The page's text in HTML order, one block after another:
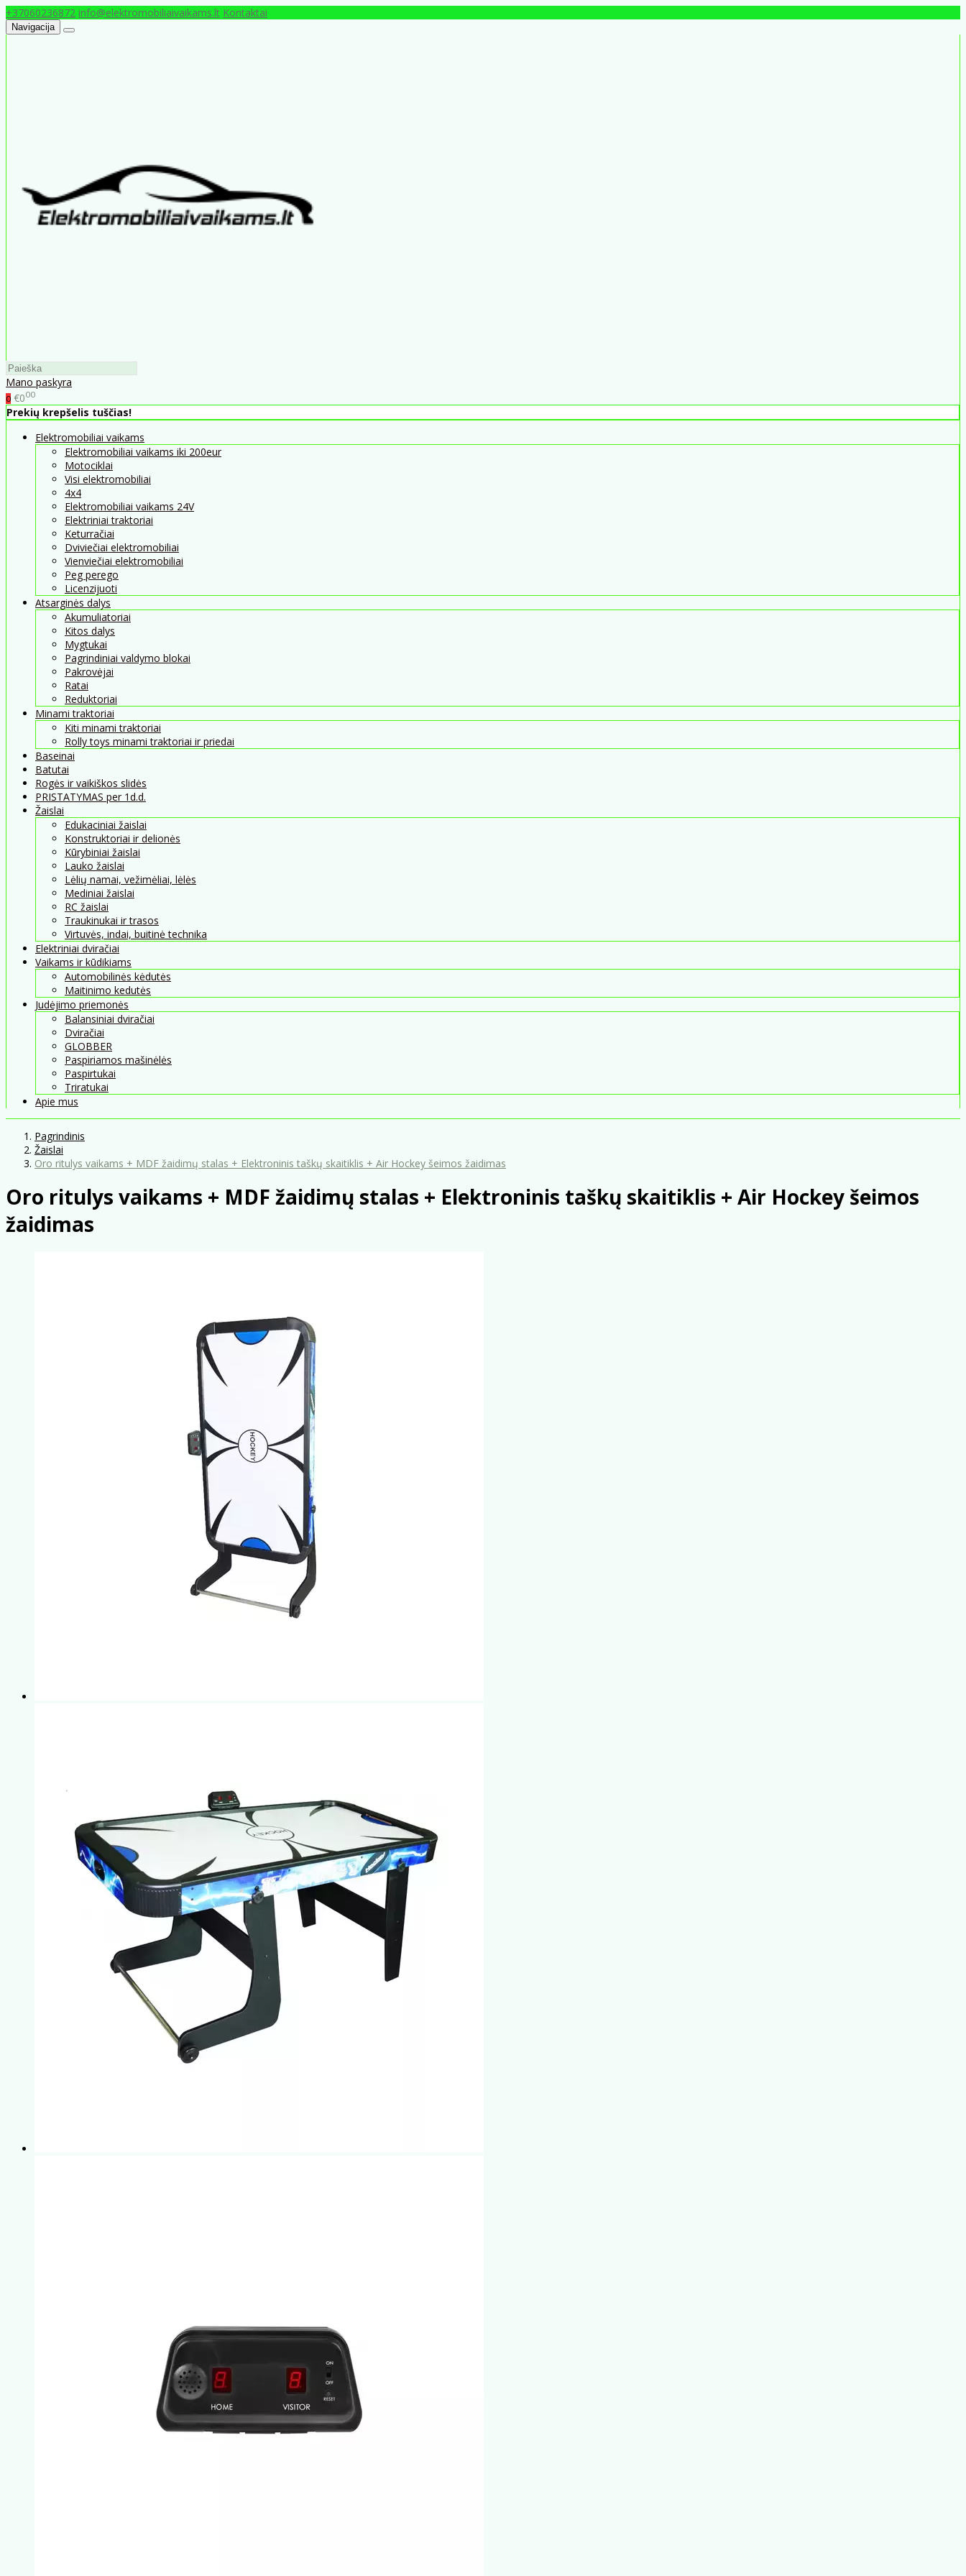
+37060236872 info@elektromobiliaivaikams.lt Kontaktai
Navigacija
Mano paskyra
0 €000
Prekių krepšelis tuščias!
Elektromobiliai vaikams
Elektromobiliai vaikams iki 200eur
Motociklai
Visi elektromobiliai
4x4
Elektromobiliai vaikams 24V
Elektriniai traktoriai
Keturračiai
Dviviečiai elektromobiliai
Vienviečiai elektromobiliai
Peg perego
Licenzijuoti
Atsarginės dalys
Akumuliatoriai
Kitos dalys
Mygtukai
Pagrindiniai valdymo blokai
Pakrovėjai
Ratai
Reduktoriai
Minami traktoriai
Kiti minami traktoriai
Rolly toys minami traktoriai ir priedai
Baseinai
Batutai
Rogės ir vaikiškos slidės
PRISTATYMAS per 1d.d.
Žaislai
Edukaciniai žaislai
Konstruktoriai ir delionės
Kūrybiniai žaislai
Lauko žaislai
Lėlių namai, vežimėliai, lėlės
Mediniai žaislai
RC žaislai
Traukinukai ir trasos
Virtuvės, indai, buitinė technika
Elektriniai dviračiai
Vaikams ir kūdikiams
Automobilinės kėdutės
Maitinimo kedutės
Judėjimo priemonės
Balansiniai dviračiai
Dviračiai
GLOBBER
Paspiriamos mašinėlės
Paspirtukai
Triratukai
Apie mus
Pagrindinis
Žaislai
Oro ritulys vaikams + MDF žaidimų stalas + Elektroninis taškų skaitiklis + Air Hockey šeimos žaidimas
Oro ritulys vaikams + MDF žaidimų stalas + Elektroninis taškų skaitiklis + Air Hockey šeimos
žaidimas